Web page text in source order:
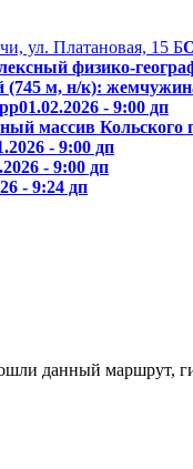
физико-
(745 м, н/к):
01.02.2026 - 9:00 дп
массив Кольского
- 9:00 дп
- 9:00 дп
- 9:24 дп
данный маршрут,